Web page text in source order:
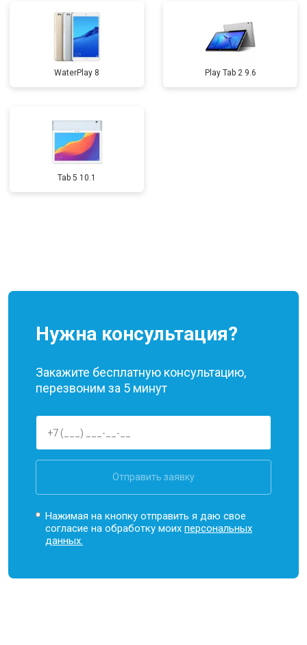
WaterPlay 8 Play Tab 2 9.6
Tab 5 10.1
Нужна консультация?
Закажите бесплатную консультацию,
перезвоним за 5 минут
Отправить заявку
Нажимая на кнопку отправить я даю свое
согласие на обработку моихперсональных
данных.